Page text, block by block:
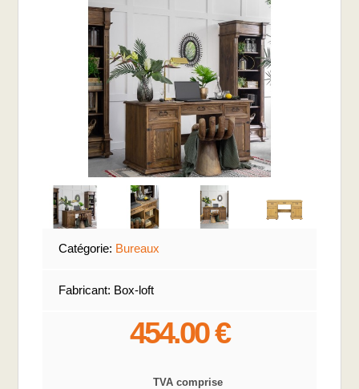
Catégorie: Bureaux
Fabricant: Box-loft
454.00 €
TVA comprise